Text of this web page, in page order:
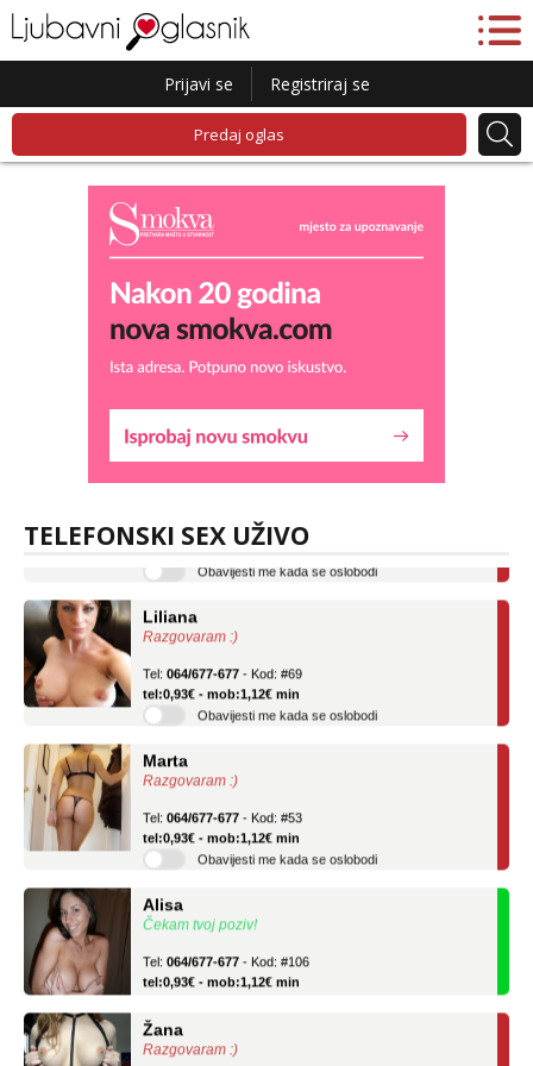
Prijavi se Registriraj se
Predaj oglas
TELEFONSKI SEX UŽIVO
tel:0,93€ - mob:1,12€ min
Razgovaram :)
tel:0,93€ - mob:1,12€ min
Obavijesti me kada se oslobodi
Razgovaram :)
tel:0,93€ - mob:1,12€ min
Obavijesti me kada se oslobodi
Čekam tvoj poziv!
tel:0,93€ - mob:1,12€ min
Razgovaram :)